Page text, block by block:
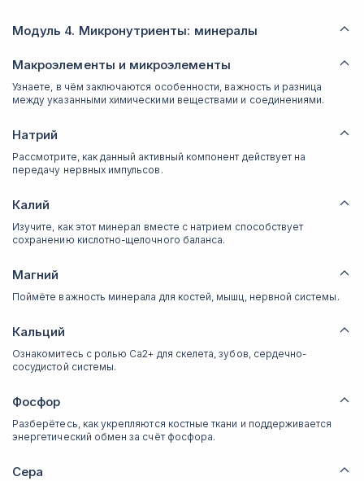
Модуль 4. Микронутриенты: минералы
Макроэлементы и микроэлементы
Узнаете, в чём заключаются особенности, важность и разница
между указанными химическими веществами и соединениями.
Натрий
Рассмотрите, как данный активный компонент действует на
передачу нервных импульсов.
Калий
Изучите, как этот минерал вместе с натрием способствует
сохранению кислотно-щелочного баланса.
Магний
Поймёте важность минерала для костей, мышц, нервной системы.
Кальций
Ознакомитесь с ролью Ca2+ для скелета, зубов, сердечно-
сосудистой системы.
Фосфор
Разберётесь, как укрепляются костные ткани и поддерживается
энергетический обмен за счёт фосфора.
Сера